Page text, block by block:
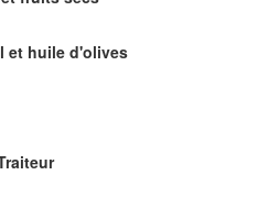
et huile d'olives